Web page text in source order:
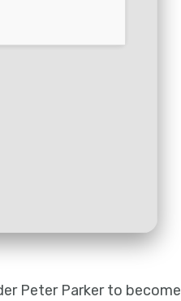
Peter Parker to become